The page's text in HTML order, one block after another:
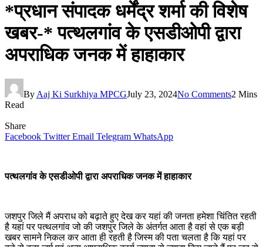
*प्रधान संपादक धर्मेंद्र शर्मा की विशेष
खबर-* पत्थलगांव के एसडीओपी द्वारा
अपराधिक जनक में हाहाकार
By Aaj Ki Surkhiya MPCGJuly 23, 2024No Comments2 Mins
Read
Share
Facebook Twitter Email Telegram WhatsApp
पत्थलगांव के एसडीओपी द्वारा अपराधिक जनक में हाहाकार
जशपुर जिले मैं अपराध को बढ़ाते हुए देख कर यहां की जनता हमेशा चिंतित रहती
है यहां पर पत्थलगांव जो की जशपुर जिले के अंतर्गत आता है वहां से एक बड़ी
खबर सामने निकल कर आता ही रहती है जिस्म की पता चलता है कि यहां पर